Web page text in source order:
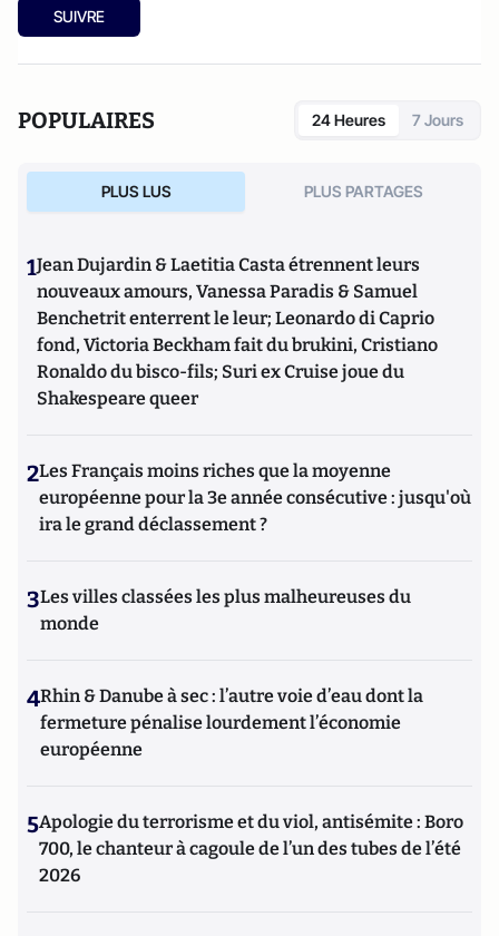
SUIVRE
POPULAIRES 24 Heures 7 Jours
PLUS LUS PLUS PARTAGES
1Jean Dujardin & Laetitia Casta étrennent leurs
nouveaux amours, Vanessa Paradis & Samuel
Benchetrit enterrent le leur; Leonardo di Caprio
fond, Victoria Beckham fait du brukini, Cristiano
Ronaldo du bisco-fils; Suri ex Cruise joue du
Shakespeare queer
2Les Français moins riches que la moyenne
européenne pour la 3e année consécutive : jusqu'où
ira le grand déclassement ?
3Les villes classées les plus malheureuses du
monde
4Rhin & Danube à sec : l’autre voie d’eau dont la
fermeture pénalise lourdement l’économie
européenne
5Apologie du terrorisme et du viol, antisémite : Boro
700, le chanteur à cagoule de l’un des tubes de l’été
2026